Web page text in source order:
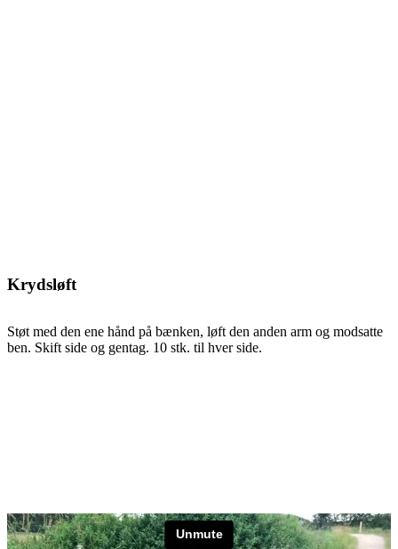
Krydsløft
Støt med den ene hånd på bænken, løft den anden arm og modsatte
ben. Skift side og gentag. 10 stk. til hver side.